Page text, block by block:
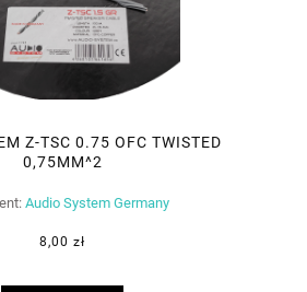
Z-TSC 0.75 OFC TWISTED
0,75MM^2
Audio System Germany
8,00 zł